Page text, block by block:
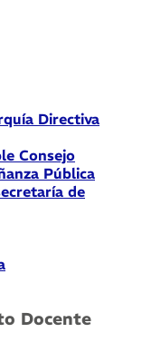
Directiva
Consejo
Pública
de
Docente